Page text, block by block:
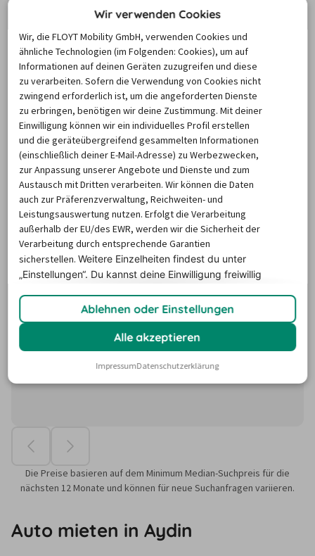
Im Laufe des Jahres können Mietwagenpreise durch
Faktoren wie saisonale Nachfrage, Feiertage oder lokale
Veranstaltungen enorm schwanken. Aber keine Panik:
Unser Mietwagen-Preisbarometer hilft immer, das
günstigste Zeitfenster und das beste Angebot für den
Mietwagen zu finden - versprochen!
Antalya İzmir Istanbul
8/26
82,97 €
9/26
67,92 €
10/26
62,76 €
Die Preise basieren auf dem Minimum Median-Suchpreis für die
nächsten 12 Monate und können für neue Suchanfragen variieren.
Auto mieten in Aydin
Wir verwenden Cookies
Wir, die FLOYT Mobility GmbH, verwenden Cookies und
ähnliche Technologien (im Folgenden: Cookies), um auf
Informationen auf deinen Geräten zuzugreifen und diese
zu verarbeiten. Sofern die Verwendung von Cookies nicht
zwingend erforderlich ist, um die angeforderten Dienste
zu erbringen, benötigen wir deine Zustimmung. Mit deiner
Einwilligung können wir ein individuelles Profil erstellen
und die geräteübergreifend gesammelten Informationen
(einschließlich deiner E-Mail-Adresse) zu Werbezwecken,
zur Anpassung unserer Angebote und Dienste und zum
Austausch mit Dritten verarbeiten. Wir können die Daten
auch zur Präferenzverwaltung, Reichweiten- und
Leistungsauswertung nutzen. Erfolgt die Verarbeitung
außerhalb der EU/des EWR, werden wir die Sicherheit der
Verarbeitung durch entsprechende Garantien
sicherstellen.Weitere Einzelheiten findest du unter
„Einstellungen“. Du kannst deine Einwilligung freiwillig
Ablehnen oder Einstellungen
Alle akzeptieren
ImpressumDatenschutzerklärung